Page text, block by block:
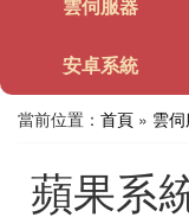
安卓系統
當前位置： 首頁 » 雲
蘋果系